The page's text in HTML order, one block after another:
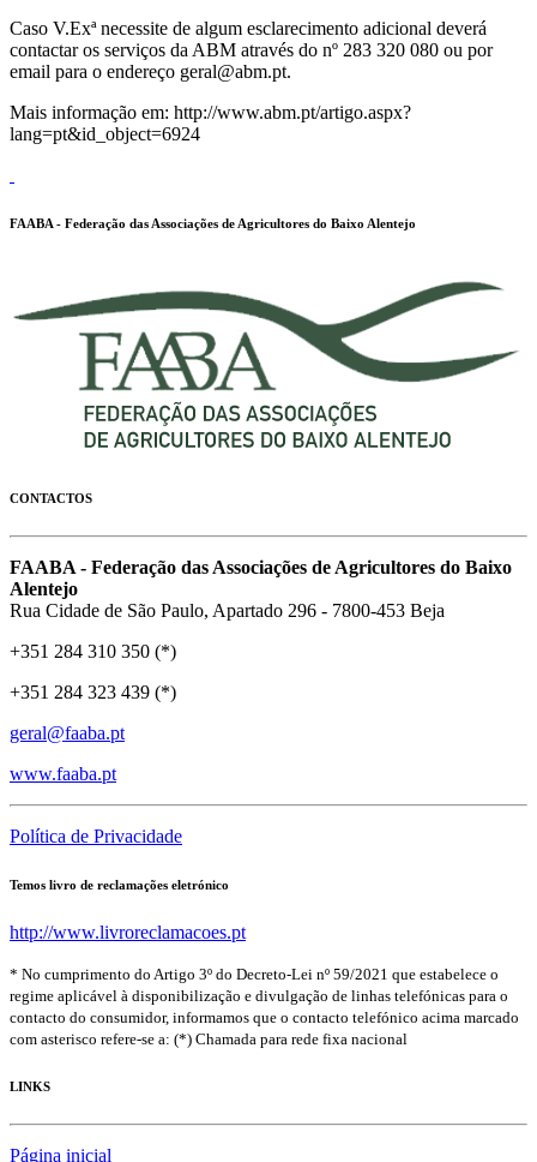
Caso V.Exª necessite de algum esclarecimento adicional deverá
contactar os serviços da ABM através do nº 283 320 080 ou por
email para o endereço geral@abm.pt.
Mais informação em: http://www.abm.pt/artigo.aspx?
lang=pt&id_object=6924
FAABA - Federação das Associações de Agricultores do Baixo Alentejo
CONTACTOS
FAABA - Federação das Associações de Agricultores do Baixo
Alentejo
Rua Cidade de São Paulo, Apartado 296 - 7800-453 Beja
+351 284 310 350 (*)
+351 284 323 439 (*)
geral@faaba.pt
www.faaba.pt
Política de Privacidade
Temos livro de reclamações eletrónico
http://www.livroreclamacoes.pt
* No cumprimento do Artigo 3º do Decreto-Lei nº 59/2021 que estabelece o
regime aplicável à disponibilização e divulgação de linhas telefónicas para o
contacto do consumidor, informamos que o contacto telefónico acima marcado
com asterisco refere-se a: (*) Chamada para rede fixa nacional
LINKS
Página inicial